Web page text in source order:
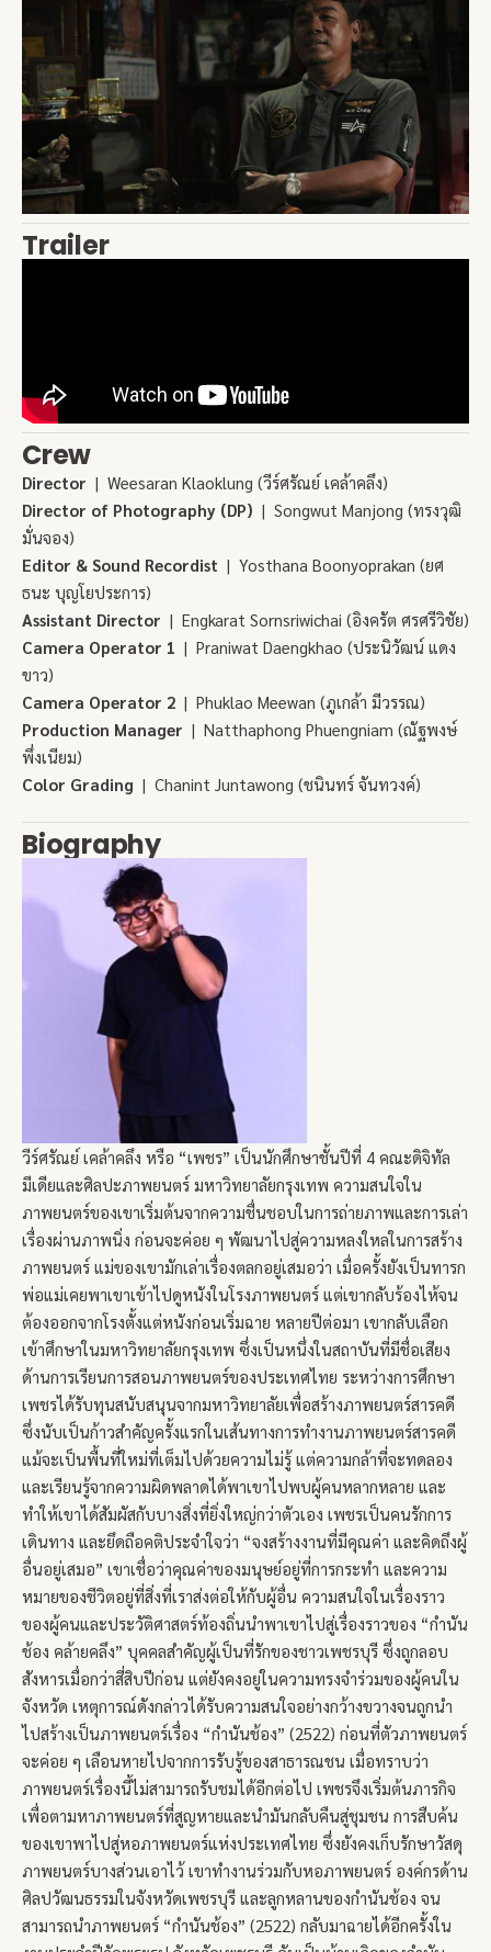
Trailer
Crew
Director | Weesaran Klaoklung (วีร์ศรัณย์ เคล้าคลึง)
Director of Photography (DP) | Songwut Manjong (ทรงวุฒิ
มั่นจอง)
Editor & Sound Recordist | Yosthana Boonyoprakan (ยศ
ธนะ บุญโยประการ)
Assistant Director | Engkarat Sornsriwichai (อิงครัต ศรศรีวิชัย)
Camera Operator 1 | Praniwat Daengkhao (ประนิวัฒน์ แดง
ขาว)
Camera Operator 2 | Phuklao Meewan (ภูเกล้า มีวรรณ)
Production Manager | Natthaphong Phuengniam (ณัฐพงษ์
พึ่งเนียม)
Color Grading | Chanint Juntawong (ชนินทร์ จันทวงค์)
Biography
วีร์ศรัณย์ เคล้าคลึง หรือ “เพชร” เป็นนักศึกษาชั้นปีที่ 4 คณะดิจิทัล
มีเดียและศิลปะภาพยนตร์ มหาวิทยาลัยกรุงเทพ ความสนใจใน
ภาพยนตร์ของเขาเริ่มต้นจากความชื่นชอบในการถ่ายภาพและการเล่า
เรื่องผ่านภาพนิ่ง ก่อนจะค่อย ๆ พัฒนาไปสู่ความหลงใหลในการสร้าง
ภาพยนตร์ แม่ของเขามักเล่าเรื่องตลกอยู่เสมอว่า เมื่อครั้งยังเป็นทารก
พ่อแม่เคยพาเขาเข้าไปดูหนังในโรงภาพยนตร์ แต่เขากลับร้องไห้จน
ต้องออกจากโรงตั้งแต่หนังก่อนเริ่มฉาย หลายปีต่อมา เขากลับเลือก
เข้าศึกษาในมหาวิทยาลัยกรุงเทพ ซึ่งเป็นหนึ่งในสถาบันที่มีชื่อเสียง
ด้านการเรียนการสอนภาพยนตร์ของประเทศไทย ระหว่างการศึกษา
เพชรได้รับทุนสนับสนุนจากมหาวิทยาลัยเพื่อสร้างภาพยนตร์สารคดี
ซึ่งนับเป็นก้าวสำคัญครั้งแรกในเส้นทางการทำงานภาพยนตร์สารคดี
แม้จะเป็นพื้นที่ใหม่ที่เต็มไปด้วยความไม่รู้ แต่ความกล้าที่จะทดลอง
และเรียนรู้จากความผิดพลาดได้พาเขาไปพบผู้คนหลากหลาย และ
ทำให้เขาได้สัมผัสกับบางสิ่งที่ยิ่งใหญ่กว่าตัวเอง เพชรเป็นคนรักการ
เดินทาง และยึดถือคติประจำใจว่า “จงสร้างงานที่มีคุณค่า และคิดถึงผู้
อื่นอยู่เสมอ” เขาเชื่อว่าคุณค่าของมนุษย์อยู่ที่การกระทำ และความ
หมายของชีวิตอยู่ที่สิ่งที่เราส่งต่อให้กับผู้อื่น ความสนใจในเรื่องราว
ของผู้คนและประวัติศาสตร์ท้องถิ่นนำพาเขาไปสู่เรื่องราวของ “กำนัน
ช้อง คล้ายคลึง” บุคคลสำคัญผู้เป็นที่รักของชาวเพชรบุรี ซึ่งถูกลอบ
สังหารเมื่อกว่าสี่สิบปีก่อน แต่ยังคงอยู่ในความทรงจำร่วมของผู้คนใน
จังหวัด เหตุการณ์ดังกล่าวได้รับความสนใจอย่างกว้างขวางจนถูกนำ
ไปสร้างเป็นภาพยนตร์เรื่อง “กำนันช้อง” (2522) ก่อนที่ตัวภาพยนตร์
จะค่อย ๆ เลือนหายไปจากการรับรู้ของสาธารณชน เมื่อทราบว่า
ภาพยนตร์เรื่องนี้ไม่สามารถรับชมได้อีกต่อไป เพชรจึงเริ่มต้นภารกิจ
เพื่อตามหาภาพยนตร์ที่สูญหายและนำมันกลับคืนสู่ชุมชน การสืบค้น
ของเขาพาไปสู่หอภาพยนตร์แห่งประเทศไทย ซึ่งยังคงเก็บรักษาวัสดุ
ภาพยนตร์บางส่วนเอาไว้ เขาทำงานร่วมกับหอภาพยนตร์ องค์กรด้าน
ศิลปวัฒนธรรมในจังหวัดเพชรบุรี และลูกหลานของกำนันช้อง จน
สามารถนำภาพยนตร์ “กำนันช้อง” (2522) กลับมาฉายได้อีกครั้งใน